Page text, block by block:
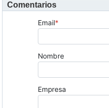
Comentarios